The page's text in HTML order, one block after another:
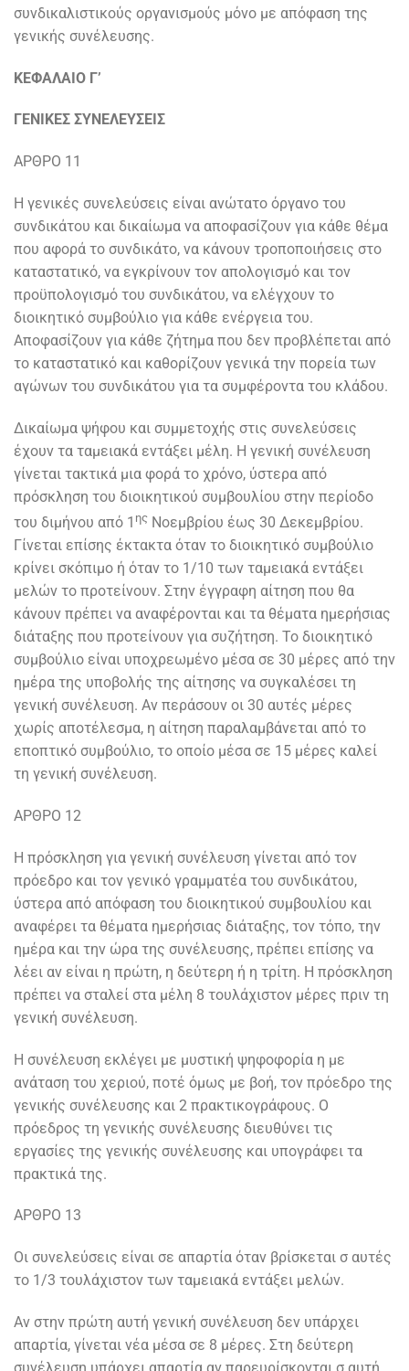
συνδικαλιστικούς οργανισμούς μόνο με απόφαση της
γενικής συνέλευσης.
ΚΕΦΑΛΑΙΟ Γ’
ΓΕΝΙΚΕΣ ΣΥΝΕΛΕΥΣΕΙΣ
ΑΡΘΡΟ 11
Η γενικές συνελεύσεις είναι ανώτατο όργανο του
συνδικάτου και δικαίωμα να αποφασίζουν για κάθε θέμα
που αφορά το συνδικάτο, να κάνουν τροποποιήσεις στο
καταστατικό, να εγκρίνουν τον απολογισμό και τον
προϋπολογισμό του συνδικάτου, να ελέγχουν το
διοικητικό συμβούλιο για κάθε ενέργεια του.
Αποφασίζουν για κάθε ζήτημα που δεν προβλέπεται από
το καταστατικό και καθορίζουν γενικά την πορεία των
αγώνων του συνδικάτου για τα συμφέροντα του κλάδου.
Δικαίωμα ψήφου και συμμετοχής στις συνελεύσεις
έχουν τα ταμειακά εντάξει μέλη. Η γενική συνέλευση
γίνεται τακτικά μια φορά το χρόνο, ύστερα από
πρόσκληση του διοικητικού συμβουλίου στην περίοδο
του διμήνου από 1 ης Νοεμβρίου έως 30 Δεκεμβρίου.
Γίνεται επίσης έκτακτα όταν το διοικητικό συμβούλιο
κρίνει σκόπιμο ή όταν το 1/10 των ταμειακά εντάξει
μελών το προτείνουν. Στην έγγραφη αίτηση που θα
κάνουν πρέπει να αναφέρονται και τα θέματα ημερήσιας
διάταξης που προτείνουν για συζήτηση. Το διοικητικό
συμβούλιο είναι υποχρεωμένο μέσα σε 30 μέρες από την
ημέρα της υποβολής της αίτησης να συγκαλέσει τη
γενική συνέλευση. Αν περάσουν οι 30 αυτές μέρες
χωρίς αποτέλεσμα, η αίτηση παραλαμβάνεται από το
εποπτικό συμβούλιο, το οποίο μέσα σε 15 μέρες καλεί
τη γενική συνέλευση.
ΑΡΘΡΟ 12
Η πρόσκληση για γενική συνέλευση γίνεται από τον
πρόεδρο και τον γενικό γραμματέα του συνδικάτου,
ύστερα από απόφαση του διοικητικού συμβουλίου και
αναφέρει τα θέματα ημερήσιας διάταξης, τον τόπο, την
ημέρα και την ώρα της συνέλευσης, πρέπει επίσης να
λέει αν είναι η πρώτη, η δεύτερη ή η τρίτη. Η πρόσκληση
πρέπει να σταλεί στα μέλη 8 τουλάχιστον μέρες πριν τη
γενική συνέλευση.
Η συνέλευση εκλέγει με μυστική ψηφοφορία η με
ανάταση του χεριού, ποτέ όμως με βοή, τον πρόεδρο της
γενικής συνέλευσης και 2 πρακτικογράφους. Ο
πρόεδρος τη γενικής συνέλευσης διευθύνει τις
εργασίες της γενικής συνέλευσης και υπογράφει τα
πρακτικά της.
ΑΡΘΡΟ 13
Οι συνελεύσεις είναι σε απαρτία όταν βρίσκεται σ αυτές
το 1/3 τουλάχιστον των ταμειακά εντάξει μελών.
Αν στην πρώτη αυτή γενική συνέλευση δεν υπάρχει
απαρτία, γίνεται νέα μέσα σε 8 μέρες. Στη δεύτερη